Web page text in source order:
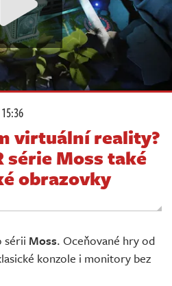
virtuální reality?
série Moss také
obrazovky
sérii Moss. Oceňované hry od
konzole i monitory bez